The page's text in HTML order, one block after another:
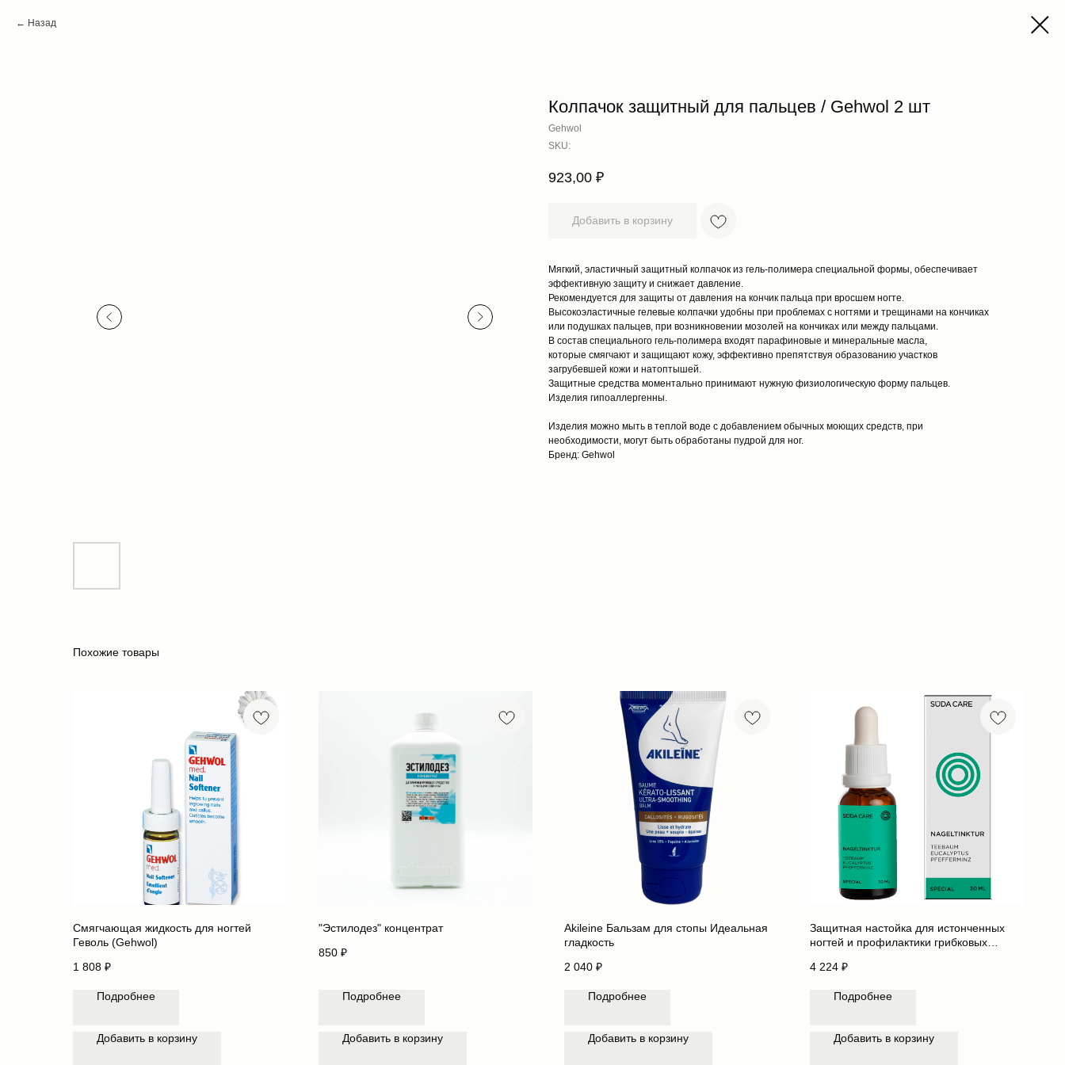
Назад
Колпачок защитный для пальцев / Gehwol 2 шт
Gehwol
SKU:
923,00 ₽
Добавить в корзину
Мягкий, эластичный защитный колпачок из гель-полимера специальной формы, обеспечивает
эффективную защиту и снижает давление.
Рекомендуется для защиты от давления на кончик пальца при вросшем ногте.
Высокоэластичные гелевые колпачки удобны при проблемах с ногтями и трещинами на кончиках
или подушках пальцев, при возникновении мозолей на кончиках или между пальцами.
В состав специального гель-полимера входят парафиновые и минеральные масла,
которые смягчают и защищают кожу, эффективно препятствуя образованию участков
загрубевшей кожи и натоптышей.
Защитные средства моментально принимают нужную физиологическую форму пальцев.
Изделия гипоаллергенны.
Изделия можно мыть в теплой воде с добавлением обычных моющих средств, при
необходимости, могут быть обработаны пудрой для ног.
Бренд: Gehwol
Похожие товары
Смягчающая жидкость для ногтей
Геволь (Gehwol)
1 808 ₽
Подробнее
Добавить в корзину
"Эстилодез" концентрат
850 ₽
Подробнее
Добавить в корзину
Akileine Бальзам для стопы Идеальная
гладкость
2 040 ₽
Подробнее
Добавить в корзину
Защитная настойка для истонченных
ногтей и профилактики грибковых
4 224 ₽
Подробнее
Добавить в корзину